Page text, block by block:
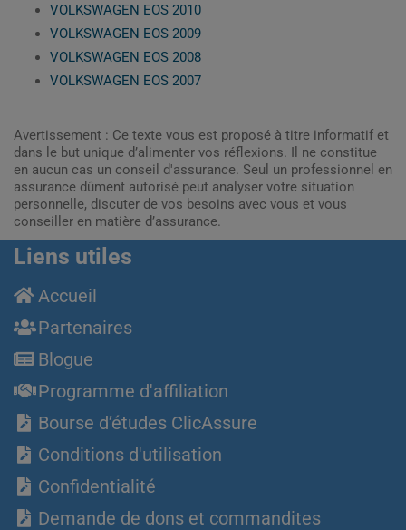
VOLKSWAGEN EOS 2010
VOLKSWAGEN EOS 2009
VOLKSWAGEN EOS 2008
VOLKSWAGEN EOS 2007
Avertissement : Ce texte vous est proposé à titre informatif et
dans le but unique d’alimenter vos réflexions. Il ne constitue
en aucun cas un conseil d'assurance. Seul un professionnel en
assurance dûment autorisé peut analyser votre situation
personnelle, discuter de vos besoins avec vous et vous
conseiller en matière d’assurance.
Liens utiles
Accueil
Partenaires
Blogue
Programme d'affiliation
Bourse d’études ClicAssure
Conditions d'utilisation
Confidentialité
Demande de dons et commandites